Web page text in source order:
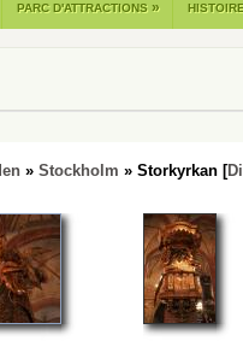
PARC D'ATTRACTIONS »
» Stockholm » Storkyrkan [